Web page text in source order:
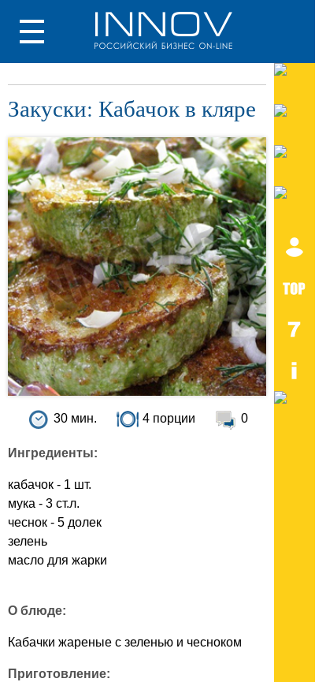
Закуски: Кабачок в кляре
30 мин. 4 порции 0
Ингредиенты:
кабачок - 1 шт.
мука - 3 ст.л.
чеснок - 5 долек
зелень
масло для жарки
О блюде:
Кабачки жареные с зеленью и чесноком
Приготовление: